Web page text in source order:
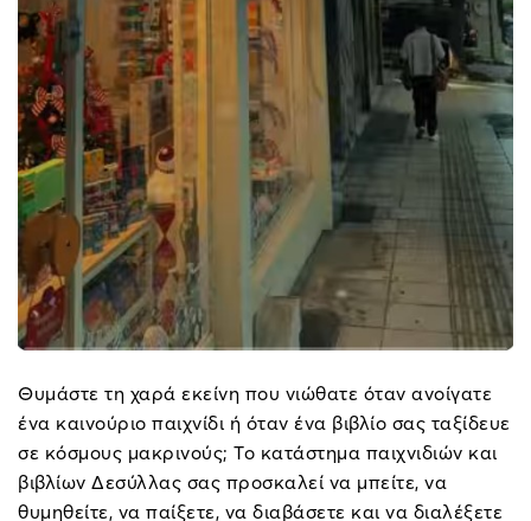
Θυμάστε τη χαρά εκείνη που νιώθατε όταν ανοίγατε
ένα καινούριο παιχνίδι ή όταν ένα βιβλίο σας ταξίδευε
σε κόσμους μακρινούς; Το κατάστημα παιχνιδιών και
βιβλίων Δεσύλλας σας προσκαλεί να μπείτε, να
θυμηθείτε, να παίξετε, να διαβάσετε και να διαλέξετε